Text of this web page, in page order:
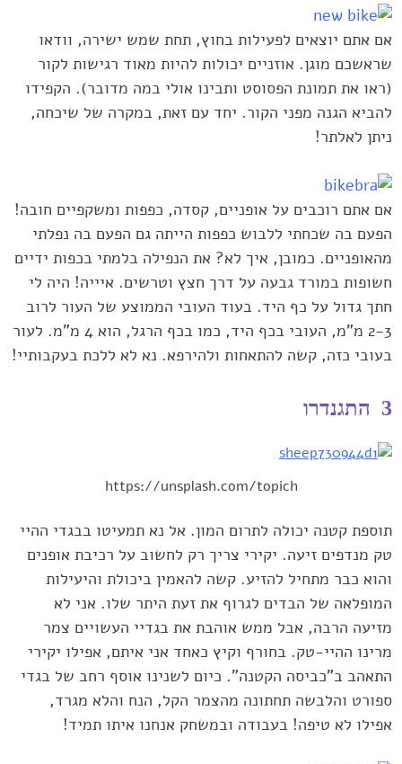
אם אתם יוצאים לפעילות בחוץ, תחת שמש ישירה, ‏וודאו
שראשכם מוגן. אוזניים יכולות להיות מאוד רגישות לקור
(ראו את תמונת הפסוסט ותבינו אולי במה מדובר). הקפידו
‏להביא הגנה מפני הקור. יחד עם זאת, במקרה של שיכחה,
ניתן לאלתר!‏
אם אתם רוכבים על אופניים, קסדה, כפפות ומשקפיים חובה!
הפעם בה ‏שכחתי ללבוש כפפות הייתה גם הפעם בה נפלתי
מהאופניים. ‏כמובן, איך לא? את הנפילה בלמתי בכפות ידיים
חשופות במורד גבעה על ‏דרך חצץ וטרשים. איייה! היה לי
חתך גדול על כף היד. בעוד העובי הממוצע ‏של העור לרוב
2-3 מ"מ, העובי בכף היד, כמו בכף הרגל, הוא 4 מ"מ. לעור
‏בעובי כזה, קשה להתאחות ולהירפא. נא לא ללכת בעקבותיי!‏
3 התגנדרו
https://unsplash.com/topich
תוספת קטנה יכולה לתרום המון. אל נא תמעיטו בבגדי ההיי
טק ‏מנדפים זיעה. יקירי צריך רק לחשוב על רכיבת אופנים
והוא כבר מתחיל ‏להזיע. קשה להאמין ביכולת והיעילות
המופלאה של הבדים לגרוף את זעת ‏היתר שלו. אני לא
מזיעה הרבה, אבל ממש אוהבת את בגדיי העשויים צמר
‏מרינו ההיי-טק. בחורף וקיץ כאחד אני איתם, אפילו יקירי
התאהב ב"כביסה ‏הקטנה". כיום לשנינו אוסף רחב של בגדי
ספורט והלבשה תחתונה מהצמר ‏הקל, הנח והלא מגרד,
אפילו לא טיפה! בעבודה ובמשחק אנחנו איתו תמיד!‏